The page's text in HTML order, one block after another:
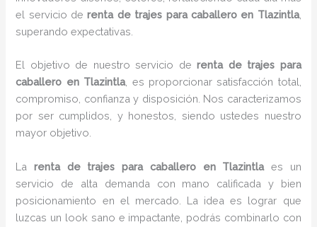
el servicio derenta de trajes para caballero en Tlazintla,
superando expectativas.
El objetivo de nuestro servicio derenta de trajes para
caballero en Tlazintla, es proporcionar satisfacción total,
compromiso, confianza y disposición. Nos caracterizamos
por ser cumplidos, y honestos, siendo ustedes nuestro
mayor objetivo.
Larenta de trajes para caballero en Tlazintla es un
servicio de alta demanda con mano calificada y bien
posicionamiento en el mercado. La idea es lograr que
luzcas un look sano e impactante, podrás combinarlo con